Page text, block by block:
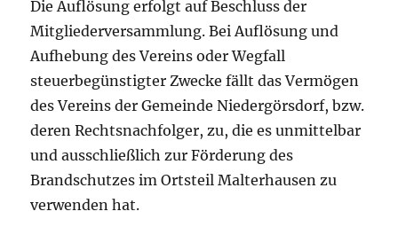
Die Auflösung erfolgt auf Beschluss der
Mitgliederversammlung. Bei Auflösung und
Aufhebung des Vereins oder Wegfall
steuerbegünstigter Zwecke fällt das Vermögen
des Vereins der Gemeinde Niedergörsdorf, bzw.
deren Rechtsnachfolger, zu, die es unmittelbar
und ausschließlich zur Förderung des
Brandschutzes im Ortsteil Malterhausen zu
verwenden hat.